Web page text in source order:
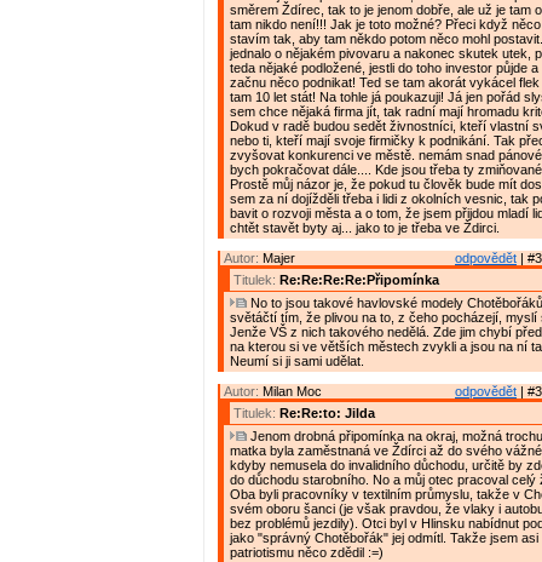
směrem Ždírec, tak to je jenom dobře, ale už je tam
tam nikdo není!!! Jak je toto možné? Přeci když
stavím tak, aby tam někdo potom něco mohl
jednalo o nějakém pivovaru a nakonec skutek utek,
teda nějaké podložené, jestli do toho investor půjde
začnu něco podnikat! Ted se tam akorát vykácel
tam 10 let stát! Na tohle já poukazuji! Já jen pořád
sem chce nějaká firma jít, tak radní mají hromadu
Dokud v radě budou sedět živnostníci, kteří vlastní
nebo ti, kteří mají svoje firmičky k podnikání. Tak
zvyšovat konkurenci ve městě. nemám snad
bych pokračovat dále.... Kde jsou třeba ty
Prostě můj názor je, že pokud tu člověk bude mít
sem za ní dojížděli třeba i lidi z okolních vesnic, tak
bavit o rozvoji města a o tom, že jsem přijdou mladí
chtět stavět byty aj... jako to je třeba ve Ždirci.
odpovědět |
Autor: Majer
Titulek: Re:Re:Re:Re:Připomínka
No to jsou takové havlovské modely
světáčtí tím, že plivou na to, z čeho pocházejí, myslí
Jenže VŠ z nich takového nedělá. Zde jim chybí
na kterou si ve větších městech zvykli a jsou na ní
Neumí si ji sami udělat.
odpovědět |
Autor: Milan Moc
Titulek: Re:Re:to: Jilda
Jenom drobná připomínka na okraj, možná
matka byla zaměstnaná ve Ždírci až do svého
kdyby nemusela do invalidního důchodu, určitě by
do důchodu starobního. No a můj otec pracoval celý
Oba byli pracovníky v textilním průmyslu, takže v
svém oboru šanci (je však pravdou, že vlaky i
bez problémů jezdily). Otci byl v Hlinsku nabídnut
jako "správný Chotěbořák" jej odmítl. Takže jsem asi
patriotismu něco zdědil :=)